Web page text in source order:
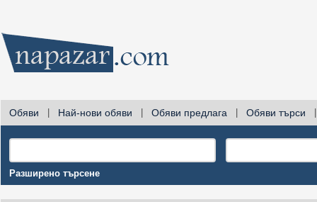
Обяви Най-нови обяви Обяви предлага Обяви търси
Разширено търсене